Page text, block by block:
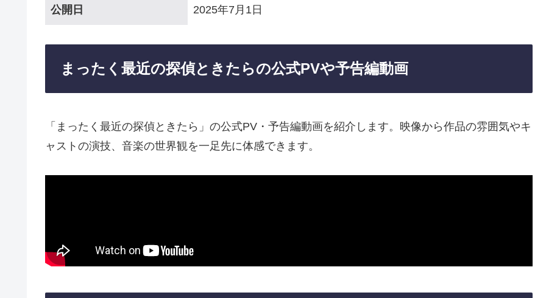
公開日 2025年7月1日
まったく最近の探偵ときたらの公式PVや予告編動画
「まったく最近の探偵ときたら」の公式PV・予告編動画を紹介します。映像から作品の雰囲気やキ
ャストの演技、音楽の世界観を一足先に体感できます。